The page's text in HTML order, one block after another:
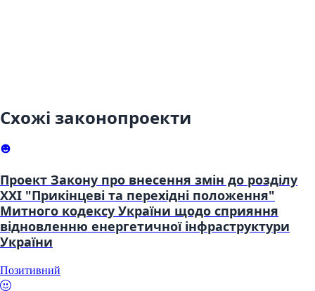
Схожі законопроекти
Проект Закону про внесення змін до розділу
XXI "Прикінцеві та перехідні положення"
Митного кодексу України щодо сприяння
відновленню енергетичної інфраструктури
України
Позитивний